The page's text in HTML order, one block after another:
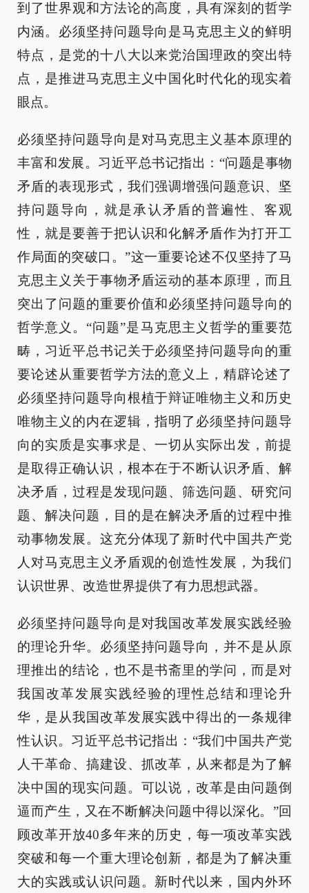
到了世界观和方法论的高度，具有深刻的哲学
内涵。必须坚持问题导向是马克思主义的鲜明
特点，是党的十八大以来党治国理政的突出特
点，是推进马克思主义中国化时代化的现实着
眼点。
必须坚持问题导向是对马克思主义基本原理的
丰富和发展。习近平总书记指出：“问题是事物
矛盾的表现形式，我们强调增强问题意识、坚
持问题导向，就是承认矛盾的普遍性、客观
性，就是要善于把认识和化解矛盾作为打开工
作局面的突破口。”这一重要论述不仅坚持了马
克思主义关于事物矛盾运动的基本原理，而且
突出了问题的重要价值和必须坚持问题导向的
哲学意义。“问题”是马克思主义哲学的重要范
畴，习近平总书记关于必须坚持问题导向的重
要论述从重要哲学方法的意义上，精辟论述了
必须坚持问题导向根植于辩证唯物主义和历史
唯物主义的内在逻辑，指明了必须坚持问题导
向的实质是实事求是、一切从实际出发，前提
是取得正确认识，根本在于不断认识矛盾、解
决矛盾，过程是发现问题、筛选问题、研究问
题、解决问题，目的是在解决矛盾的过程中推
动事物发展。这充分体现了新时代中国共产党
人对马克思主义矛盾观的创造性发展，为我们
认识世界、改造世界提供了有力思想武器。
必须坚持问题导向是对我国改革发展实践经验
的理论升华。必须坚持问题导向，并不是从原
理推出的结论，也不是书斋里的学问，而是对
我国改革发展实践经验的理性总结和理论升
华，是从我国改革发展实践中得出的一条规律
性认识。习近平总书记指出：“我们中国共产党
人干革命、搞建设、抓改革，从来都是为了解
决中国的现实问题。可以说，改革是由问题倒
逼而产生，又在不断解决问题中得以深化。”回
顾改革开放40多年来的历史，每一项改革实践
突破和每一个重大理论创新，都是为了解决重
大的实践或认识问题。新时代以来，国内外环